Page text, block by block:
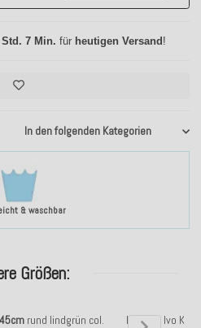
& waschbar
In den folgenden Kategorien
Std. 7 Min. für heutigen Versand!
Größen:
rund lindgrün col.
H.O.C.K. Ivo